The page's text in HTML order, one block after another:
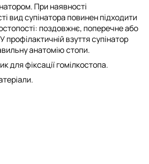
При наявності
вид супінатора повинен підходити
поздовжнє, поперечне або
профілактичній взуття супінатор
анатомію стопи.
для фіксації гомілкостопа.